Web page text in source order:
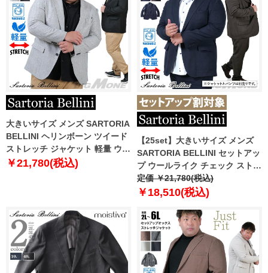
大きいサイズ メンズ SARTORIA
BELLINI ヘリンボーン ツイード
ストレッチ ジャケット 軽量 ウォ
ッシャブル イージーケア
￥21,780(税込)
【25set】大きいサイズ メンズ
SARTORIA BELLINI セットアッ
プ ウールライク チェック ストレ
ッチ ジャケット ジャストフィッ
ト 軽量 ウォッシャブル イージー
定価 ￥21,780(税込)
￥18,510(税込)